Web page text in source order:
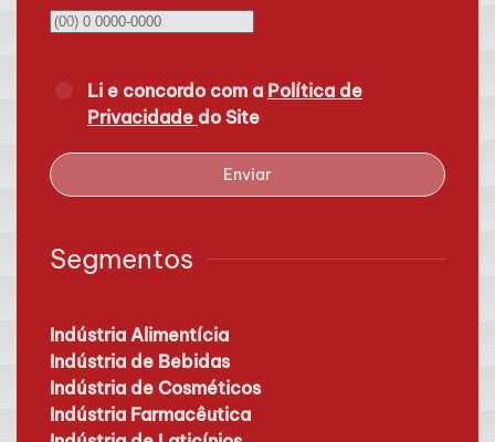
Li e concordo com a Política de
Privacidade do Site
Enviar
Segmentos
Indústria Alimentícia
Indústria de Bebidas
Indústria de Cosméticos
Indústria Farmacêutica